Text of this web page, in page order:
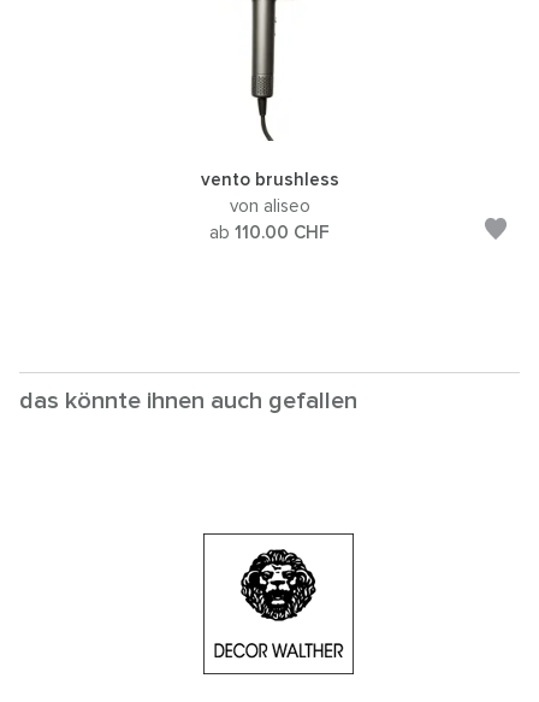
vento brushless
von aliseo
ab 110.00 CHF
das könnte ihnen auch gefallen